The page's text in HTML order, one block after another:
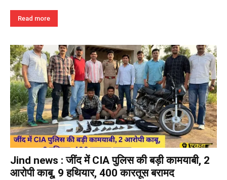
Read more
Jind news : जींद में CIA पुलिस की बड़ी कामयाबी, 2
आरोपी काबू, 9 हथियार, 400 कारतूस बरामद